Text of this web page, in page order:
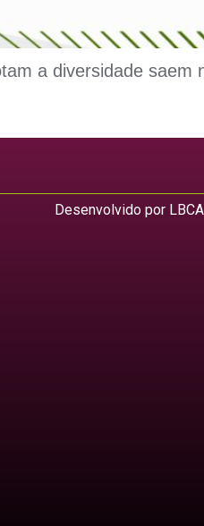
a diversidade saem
Desenvolvido por